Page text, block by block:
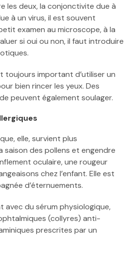
les deux, la conjonctivite due à
à un virus, il est souvent
examen au microscope, à la
si oui ou non, il faut introduire
toujours important d’utiliser un
bien rincer les yeux. Des
peuvent également soulager.
elle, survient plus
saison des pollens et engendre
oculaire, une rougeur
chez l’enfant. Elle est
d’éternuements.
avec du sérum physiologique,
(collyres) anti-
prescrites par un